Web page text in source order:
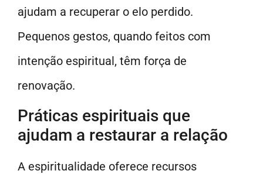
ajudam a recuperar o elo perdido.
Pequenos gestos, quando feitos com
intenção espiritual, têm força de
renovação.
Práticas espirituais que
ajudam a restaurar a relação
A espiritualidade oferece recursos